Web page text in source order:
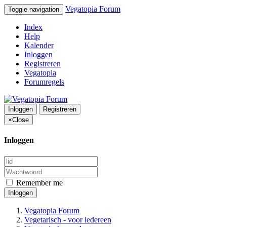
Toggle navigation Vegatopia Forum
Index
Help
Kalender
Inloggen
Registreren
Vegatopia
Forumregels
Inloggen
Registreren
×Close
Inloggen
Remember me
Inloggen
Vegatopia Forum
Vegetarisch - voor iedereen